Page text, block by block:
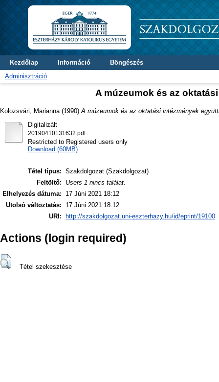
Kezdőlap Információ
Böngészés
Adminisztráció
A múzeumok és az
Kolozsvári, Marianna (1990) A múzeumok és az oktatási intézmények
Digitalizált
20190410131632.pdf
Restricted to Registered users only
Download (60MB)
Tétel típus: Szakdolgozat (Szakdolgozat)
Feltöltő:
Users 1 nincs találat.
Elhelyezés dátuma:
17 Júni 2021 18:12
Utolsó változtatás:
17 Júni 2021 18:12
URI:
http://szakdolgozat.uni-eszterhazy.hu/id/eprint/19100
Actions (login required)
Tétel szekesztése